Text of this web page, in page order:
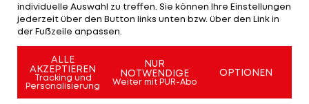
auf.
Basisgebend dafür ist eine weitere großartige
rot-weiß-rote Mannschaftsleistung. Gegen die
Niederlande spulte Österreich die bisher stärkste
Performance des bisherigen Turniers ab.
individuelle Auswahl zu treffen. Sie können Ihre Einstellungen
jederzeit über den Button links unten bzw. über den Link in
der Fußzeile anpassen.
ALLE
AKZEPTIEREN
Tracking und
Personalisierung
NUR
NOTWENDIGE
Weiter mit PUR-Abo
OPTIONEN